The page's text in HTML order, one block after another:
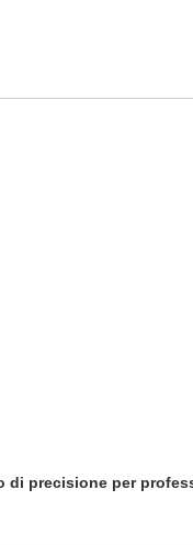
di precisione per